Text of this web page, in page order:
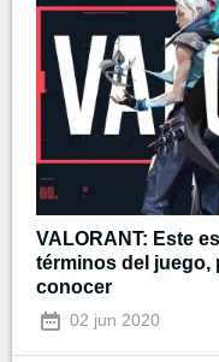
VALORANT: Este
términos del juego,
conocer
02 jun 2020